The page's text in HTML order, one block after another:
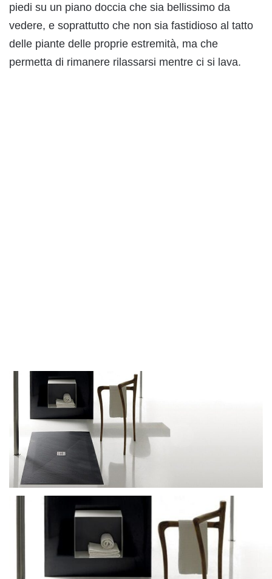
piedi su un piano doccia che sia bellissimo da
vedere, e soprattutto che non sia fastidioso al tatto
delle piante delle proprie estremità, ma che
permetta di rimanere rilassarsi mentre ci si lava.